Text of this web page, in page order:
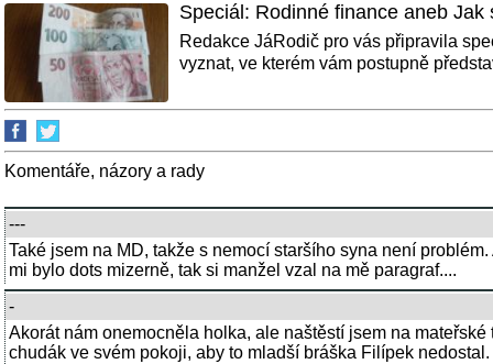
Speciál: Rodinné finance aneb Jak
Redakce JáRodič pro vás připravila
vyznat, ve kterém vám postupně
Komentáře, názory a rady
---
Také jsem na MD, takže s nemocí staršího syna není
mi bylo dots mizerně, tak si manžel vzal na mě paragraf....
-
Akorát nám onemocněla holka, ale naštěstí jsem na
chudák ve svém pokoji, aby to mladší bráška Filípek